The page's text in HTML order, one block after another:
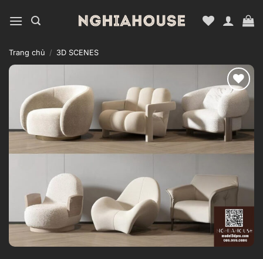
qua
dung
Trang chủ / 3D SCENES
Add to
wishlist